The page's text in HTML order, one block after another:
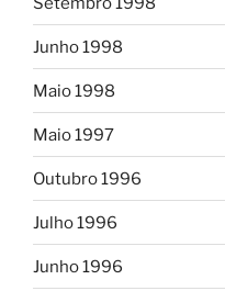
Junho 1998
Maio 1998
Maio 1997
Outubro 1996
Julho 1996
Junho 1996